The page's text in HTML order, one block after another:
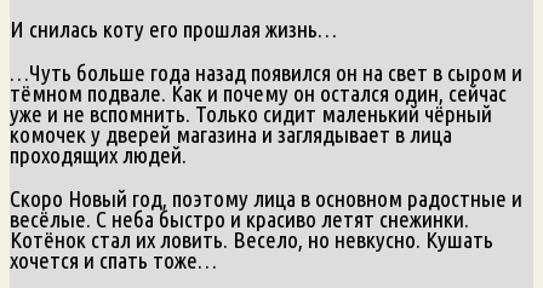
И снилась коту его прошлая жизнь…
…Чуть больше года назад появился он на свет в сыром и
тёмном подвале. Как и почему он остался один, сейчас
уже и не вспомнить. Только сидит маленький чёрный
комочек у дверей магазина и заглядывает в лица
проходящих людей.
Скоро Новый год, поэтому лица в основном радостные и
весёлые. С неба быстро и красиво летят снежинки.
Котёнок стал их ловить. Весело, но невкусно. Кушать
хочется и спать тоже…